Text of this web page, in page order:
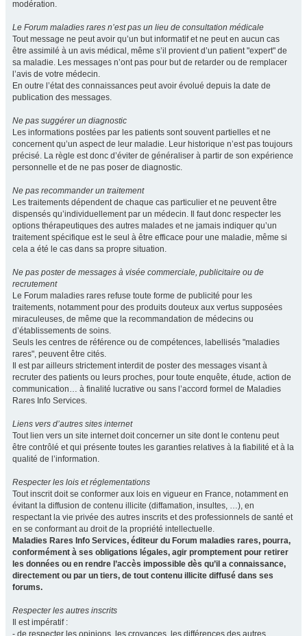
modération.
Le Forum maladies rares n’est pas un lieu de consultation médicale
Tout message ne peut avoir qu’un but informatif et ne peut en aucun cas
être assimilé à un avis médical, même s’il provient d’un patient "expert" de
sa maladie. Les messages n’ont pas pour but de retarder ou de remplacer
l’avis de votre médecin.
En outre l’état des connaissances peut avoir évolué depuis la date de
publication des messages.
Ne pas suggérer un diagnostic
Les informations postées par les patients sont souvent partielles et ne
concernent qu’un aspect de leur maladie. Leur historique n’est pas toujours
précisé. La règle est donc d’éviter de généraliser à partir de son expérience
personnelle et de ne pas poser de diagnostic.
Ne pas recommander un traitement
Les traitements dépendent de chaque cas particulier et ne peuvent être
dispensés qu’individuellement par un médecin. Il faut donc respecter les
options thérapeutiques des autres malades et ne jamais indiquer qu’un
traitement spécifique est le seul à être efficace pour une maladie, même si
cela a été le cas dans sa propre situation.
Ne pas poster de messages à visée commerciale, publicitaire ou de
recrutement
Le Forum maladies rares refuse toute forme de publicité pour les
traitements, notamment pour des produits douteux aux vertus supposées
miraculeuses, de même que la recommandation de médecins ou
d’établissements de soins.
Seuls les centres de référence ou de compétences, labellisés "maladies
rares", peuvent être cités.
Il est par ailleurs strictement interdit de poster des messages visant à
recruter des patients ou leurs proches, pour toute enquête, étude, action de
communication… à finalité lucrative ou sans l’accord formel de Maladies
Rares Info Services.
Liens vers d’autres sites internet
Tout lien vers un site internet doit concerner un site dont le contenu peut
être contrôlé et qui présente toutes les garanties relatives à la fiabilité et à la
qualité de l’information.
Respecter les lois et réglementations
Tout inscrit doit se conformer aux lois en vigueur en France, notamment en
évitant la diffusion de contenu illicite (diffamation, insultes, …), en
respectant la vie privée des autres inscrits et des professionnels de santé et
en se conformant au droit de la propriété intellectuelle.
Maladies Rares Info Services, éditeur du Forum maladies rares, pourra,
conformément à ses obligations légales, agir promptement pour retirer
les données ou en rendre l’accès impossible dès qu’il a connaissance,
directement ou par un tiers, de tout contenu illicite diffusé dans ses
forums.
Respecter les autres inscrits
Il est impératif :
- de respecter les opinions, les croyances, les différences des autres